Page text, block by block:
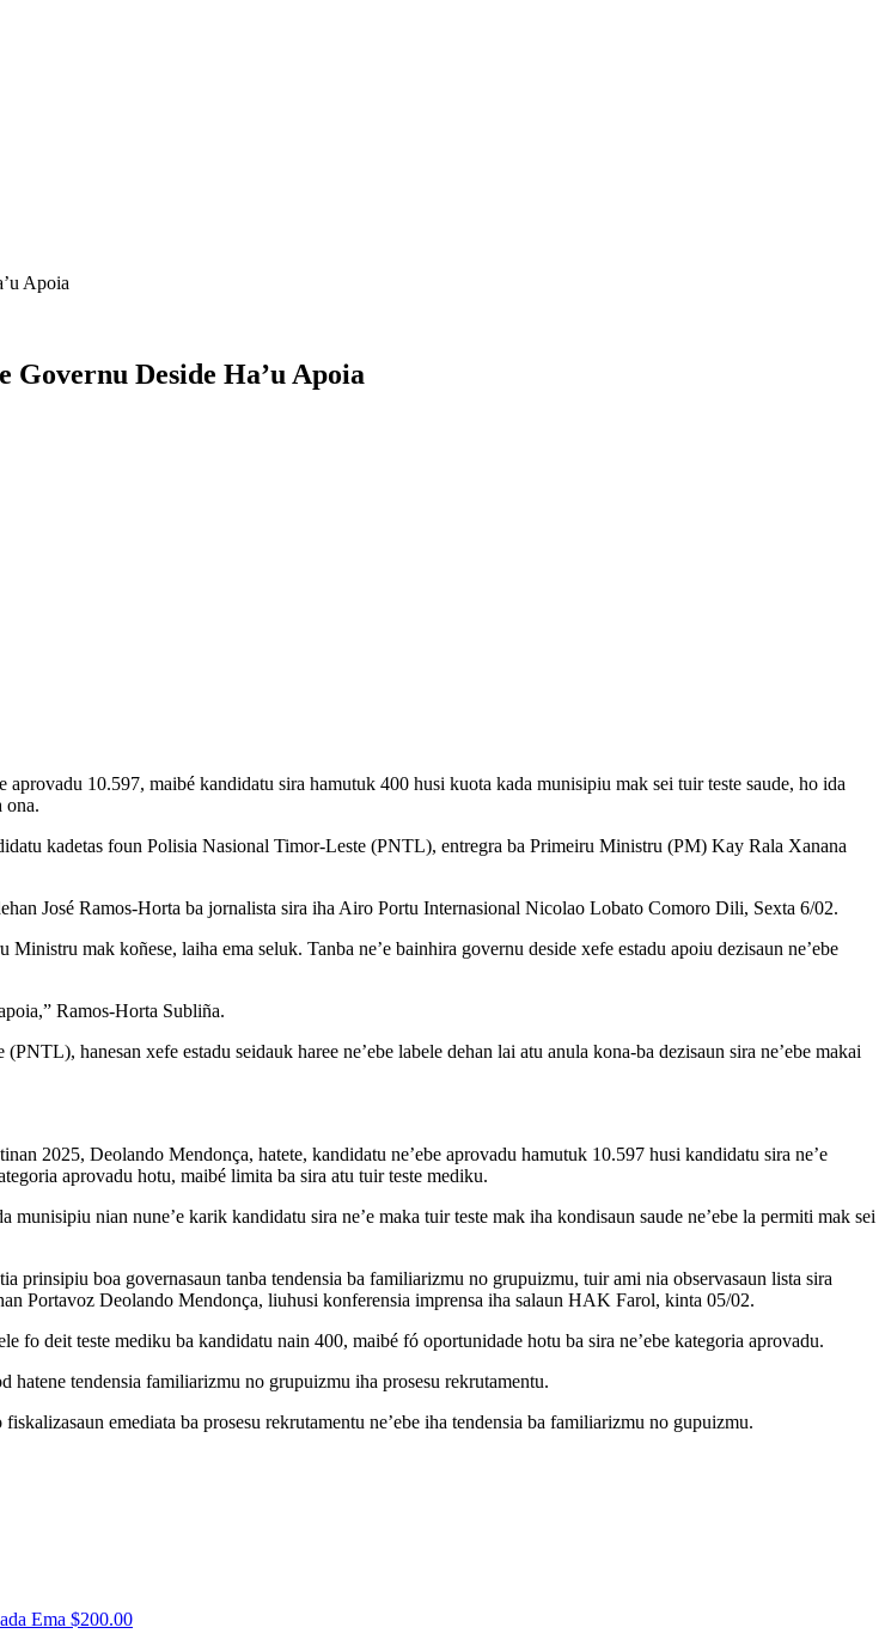
Apoia
Governu Deside Ha’u Apoia
10.597, maibé kandidatu sira hamutuk 400 husi kuota kada munisipiu mak sei tuir teste saude, ho ida
ona.
kadetas foun Polisia Nasional Timor-Leste (PNTL), entregra ba Primeiru Ministru (PM) Kay Rala Xanana
José Ramos-Horta ba jornalista sira iha Airo Portu Internasional Nicolao Lobato Comoro Dili, Sexta 6/02.
mak koñese, laiha ema seluk. Tanba ne’e bainhira governu deside xefe estadu apoiu dezisaun ne’ebe
Ramos-Horta Subliña.
hanesan xefe estadu seidauk haree ne’ebe labele dehan lai atu anula kona-ba dezisaun sira ne’ebe makai
2025, Deolando Mendonça, hatete, kandidatu ne’ebe aprovadu hamutuk 10.597 husi kandidatu sira ne’e
aprovadu hotu, maibé limita ba sira atu tuir teste mediku.
nian nune’e karik kandidatu sira ne’e maka tuir teste mak iha kondisaun saude ne’ebe la permiti mak sei
prinsipiu boa governasaun tanba tendensia ba familiarizmu no grupuizmu, tuir ami nia observasaun lista sira
Portavoz Deolando Mendonça, liuhusi konferensia imprensa iha salaun HAK Farol, kinta 05/02.
fo deit teste mediku ba kandidatu nain 400, maibé fó oportunidade hotu ba sira ne’ebe kategoria aprovadu.
hatene tendensia familiarizmu no grupuizmu iha prosesu rekrutamentu.
emediata ba prosesu rekrutamentu ne’ebe iha tendensia ba familiarizmu no gupuizmu.
Ema $200.00